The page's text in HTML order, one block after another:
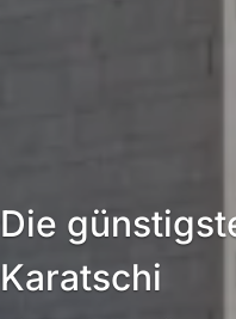
Die
Karatschi